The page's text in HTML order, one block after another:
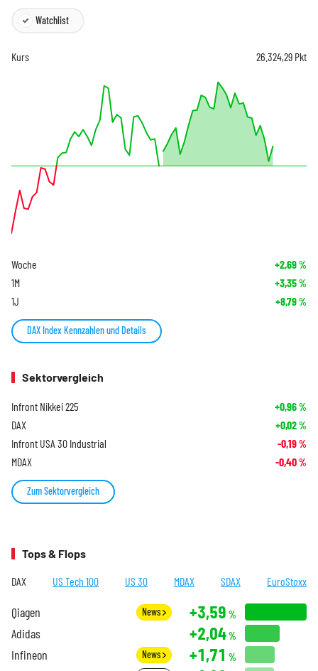
Watchlist
Kurs 26.324,29 Pkt
Woche +2,69%
1M +3,35%
1J +8,79%
DAX Index Kennzahlen und Details
Sektorvergleich
Infront Nikkei 225 +0,96%
DAX +0,02%
Infront USA 30 Industrial -0,19%
MDAX -0,40%
Zum Sektorvergleich
Tops & Flops
DAX US Tech 100 US 30 MDAX SDAX EuroStoxx
Qiagen News +3,59 %
Adidas +2,04%
Infineon News +1,71 %